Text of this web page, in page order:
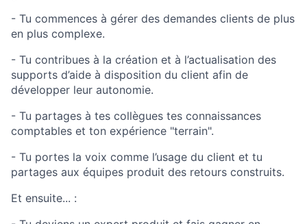
- Tu commences à gérer des demandes clients de plus
en plus complexe.
- Tu contribues à la création et à l’actualisation des
supports d’aide à disposition du client afin de
développer leur autonomie.
- Tu partages à tes collègues tes connaissances
comptables et ton expérience "terrain".
- Tu portes la voix comme l’usage du client et tu
partages aux équipes produit des retours construits.
Et ensuite... :